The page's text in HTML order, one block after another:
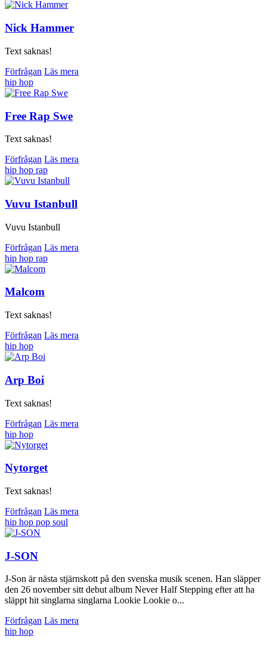
Nick Hammer
Text saknas!
Förfrågan Läs mera
hip hop
Free Rap Swe
Text saknas!
Förfrågan Läs mera
hip hop rap
Vuvu Istanbull
Vuvu Istanbull
Förfrågan Läs mera
hip hop rap
Malcom
Text saknas!
Förfrågan Läs mera
hip hop
Arp Boi
Text saknas!
Förfrågan Läs mera
hip hop
Nytorget
Text saknas!
Förfrågan Läs mera
hip hop pop soul
J-SON
J-Son är nästa stjärnskott på den svenska musik scenen. Han släpper
den 26 november sitt debut album Never Half Stepping efter att ha
släppt hit singlarna singlarna Lookie Lookie o...
Förfrågan Läs mera
hip hop